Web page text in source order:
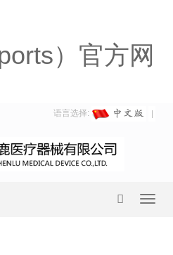
）官方网
语言选择: